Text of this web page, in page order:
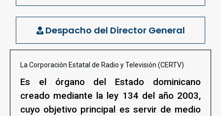
Despacho del Director General
La Corporación Estatal de Radio y Televisión (CERTV)
Es el órgano del Estado dominicano
creado mediante la ley 134 del año 2003,
cuyo objetivo principal es servir de medio